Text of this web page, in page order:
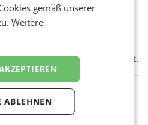
verzeichnet solides
und steigert EBITDA
Konzern hat im 1. Quartal
ein solides Ergebnis erwirtschaftet.
stieg im Vergleich zur
SN Sports bringt „Keep
gemäß unserer
Weitere
ABLEHNEN